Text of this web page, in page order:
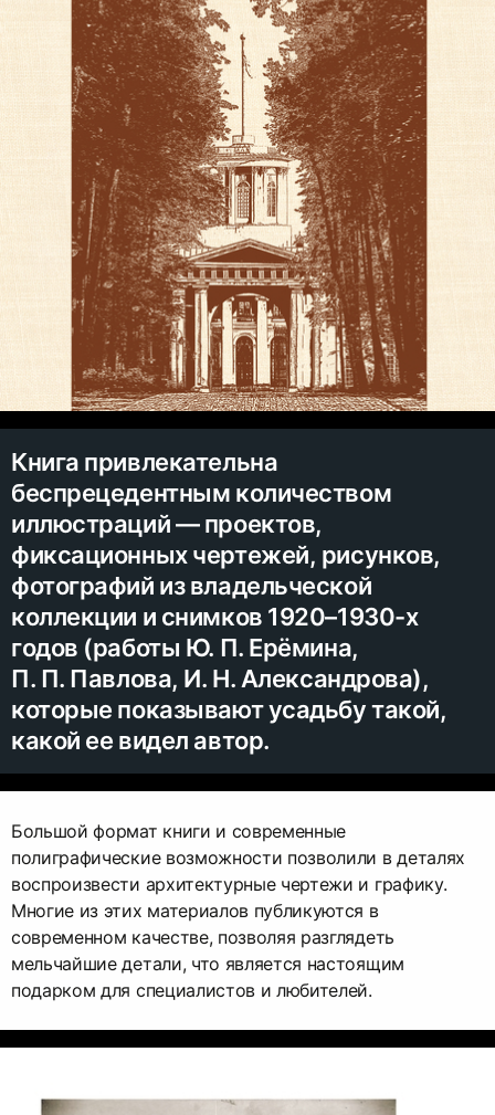
Книга привлекательна
беспрецедентным количеством
иллюстраций — проектов,
фиксационных чертежей, рисунков,
фотографий из владельческой
коллекции и снимков 1920–1930-х
годов (работы Ю. П. Ерёмина,
П. П. Павлова, И. Н. Александрова),
которые показывают усадьбу такой,
какой ее видел автор.
Большой формат книги и современные
полиграфические возможности позволили в деталях
воспроизвести архитектурные чертежи и графику.
Многие из этих материалов публикуются в
современном качестве, позволяя разглядеть
мельчайшие детали, что является настоящим
подарком для специалистов и любителей.